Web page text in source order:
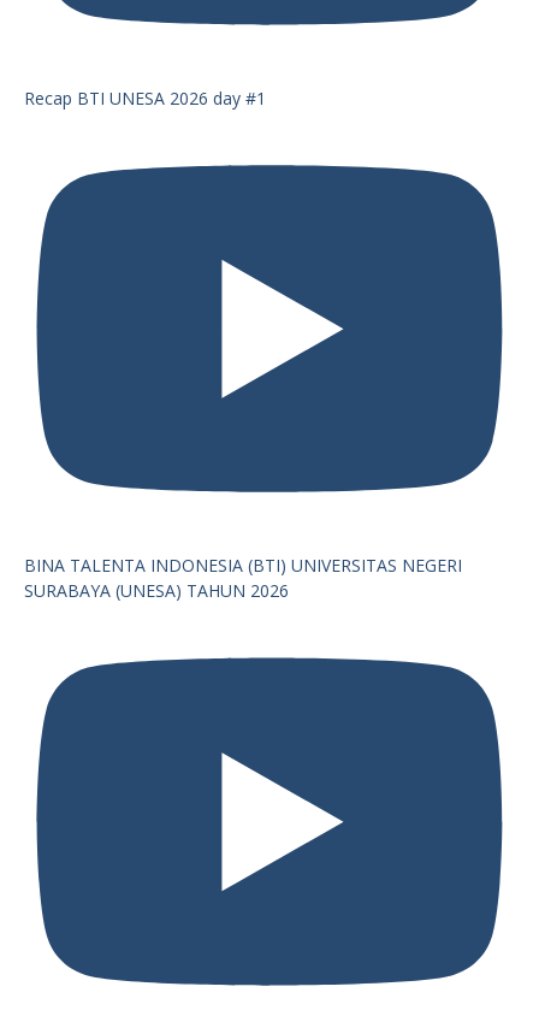
Recap BTI UNESA 2026 day #1
BINA TALENTA INDONESIA (BTI) UNIVERSITAS NEGERI
SURABAYA (UNESA) TAHUN 2026